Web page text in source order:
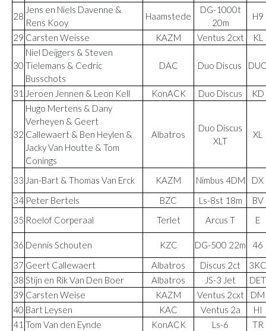
28
Jens en Niels Davenne &
Rens Kooy
Haamstede
DG-1000t
20m
H9
29 Carsten Weisse KAZM Ventus 2cxt KL
30
Niel Deijgers & Steven
Tielemans & Cedric
Busschots
DAC Duo Discus
31 Jeroen Jennen & Leon Kell KonACK Duo Discus KD
32
Hugo Mertens & Dany
Verheyen & Geert
Callewaert & Ben Heylen &
Jacky Van Houtte & Tom
Conings
Albatros
Duo Discus
XLT
XL
33 Jan-Bart & Thomas Van Erck KAZM Nimbus 4DM
DX
34 Peter Bertels BZC Ls-8st 18m
BV
35 Roelof Corperaal Terlet Arcus T E
36 Dennis Schouten KZC DG-500 22m
46
37 Geert Callewaert Albatros Discus 2ct
3KC
38 Stijn en Rik Van Den Boer Albatros JS-3 Jet
DET
39 Carsten Weise KAZM Ventus 2cxt
DM
40 Bart Leysen KAC Ventus 2a
HI
41 Tom Van den Eynde KonACK Ls-6
TR